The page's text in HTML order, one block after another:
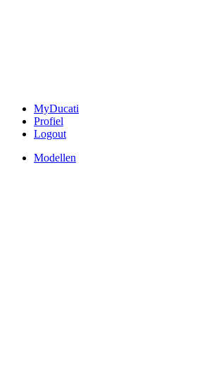
MyDucati
Profiel
Logout
Modellen